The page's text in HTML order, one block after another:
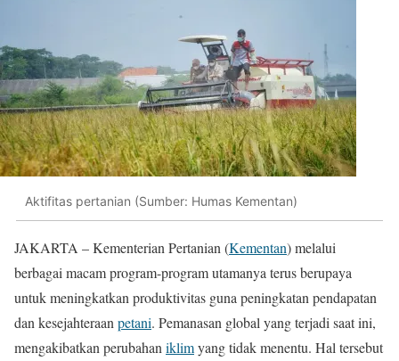
Aktifitas pertanian (Sumber: Humas Kementan)
JAKARTA – Kementerian Pertanian (Kementan) melalui
berbagai macam program-program utamanya terus berupaya
untuk meningkatkan produktivitas guna peningkatan pendapatan
dan kesejahteraan petani. Pemanasan global yang terjadi saat ini,
mengakibatkan perubahan iklimyang tidak menentu. Hal tersebut